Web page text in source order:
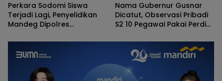
Perkara Sodomi Siswa
Terjadi Lagi, Penyelidikan
Mandeg Dipolres
Nama Gubernur Gusnar
Dicatut, Observasi Pribadi
S2 10 Pegawai Pakai Perdis